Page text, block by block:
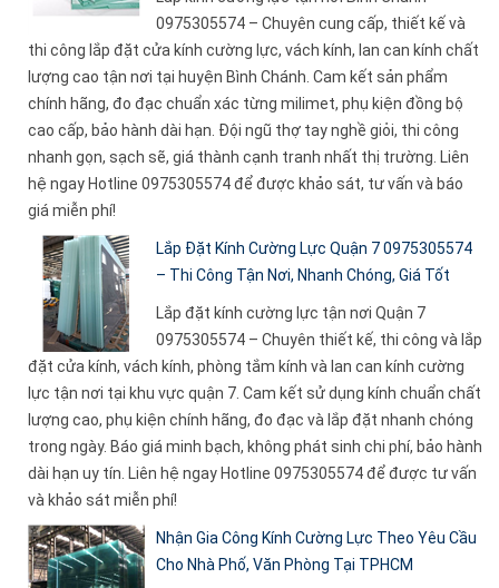
0975305574 – Chuyên cung cấp, thiết kế và
thi công lắp đặt cửa kính cường lực, vách kính, lan can kính chất
lượng cao tận nơi tại huyện Bình Chánh. Cam kết sản phẩm
chính hãng, đo đạc chuẩn xác từng milimet, phụ kiện đồng bộ
cao cấp, bảo hành dài hạn. Đội ngũ thợ tay nghề giỏi, thi công
nhanh gọn, sạch sẽ, giá thành cạnh tranh nhất thị trường. Liên
hệ ngay Hotline 0975305574 để được khảo sát, tư vấn và báo
giá miễn phí!
Lắp Đặt Kính Cường Lực Quận 7 0975305574
– Thi Công Tận Nơi, Nhanh Chóng, Giá Tốt
Lắp đặt kính cường lực tận nơi Quận 7
0975305574 – Chuyên thiết kế, thi công và lắp
đặt cửa kính, vách kính, phòng tắm kính và lan can kính cường
lực tận nơi tại khu vực quận 7. Cam kết sử dụng kính chuẩn chất
lượng cao, phụ kiện chính hãng, đo đạc và lắp đặt nhanh chóng
trong ngày. Báo giá minh bạch, không phát sinh chi phí, bảo hành
dài hạn uy tín. Liên hệ ngay Hotline 0975305574 để được tư vấn
và khảo sát miễn phí!
Nhận Gia Công Kính Cường Lực Theo Yêu Cầu
Cho Nhà Phố, Văn Phòng Tại TPHCM